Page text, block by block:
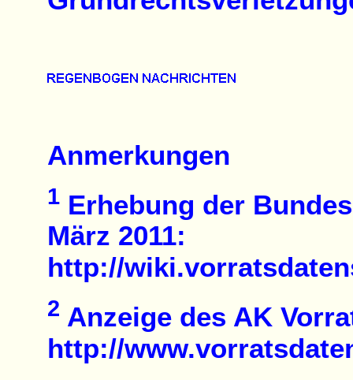
Anmerkungen
1Erhebung der
März 2011:
http://
2 Anzeige des AK
http://